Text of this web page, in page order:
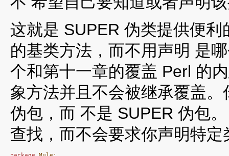
这就是 SUPER 伪类提供便
的基类方法，而不用声明 是
个和第十一章的覆盖 Perl 的
象方法并且不会被继承覆盖
伪包，而 不是 SUPER 伪包
查找，而不会要求你声明特定